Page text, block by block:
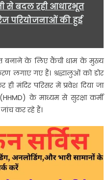
से बदल रही आधारभूत
परियोजनाओं की हुई
बनाने के लिए कैंची धाम के मुख्य
लगाए गए हैं। श्रद्धालुओं को डोर
मंदिर परिसर में प्रवेश दिया जा
के माध्यम से सुरक्षा कर्मी
कर रहे हैं।